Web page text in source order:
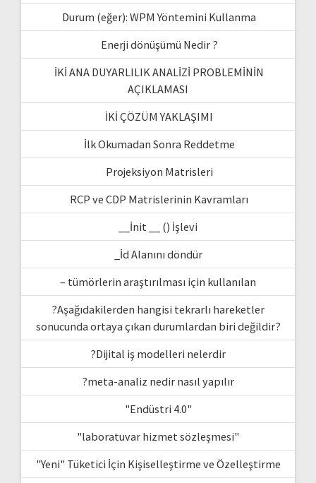
Durum (eğer): WPM Yöntemini Kullanma
Enerji dönüşümü Nedir ?
İKİ ANA DUYARLILIK ANALİZİ PROBLEMİNİN
AÇIKLAMASI
İKİ ÇÖZÜM YAKLAŞIMI
İlk Okumadan Sonra Reddetme
Projeksiyon Matrisleri
RCP ve CDP Matrislerinin Kavramları
__İnit __ () İşlevi
_İd Alanını döndür
– tümörlerin araştırılması için kullanılan
?Aşağıdakilerden hangisi tekrarlı hareketler
sonucunda ortaya çıkan durumlardan biri değildir?
?Dijital iş modelleri nelerdir
?meta-analiz nedir nasıl yapılır
"Endüstri 4.0"
"laboratuvar hizmet sözleşmesi"
"Yeni" Tüketici İçin Kişiselleştirme ve Özelleştirme